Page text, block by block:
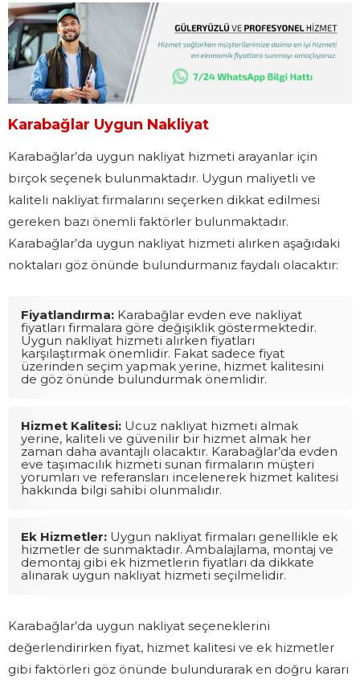
Karabağlar Uygun Nakliyat
Karabağlar’da uygun nakliyat hizmeti arayanlar için
birçok seçenek bulunmaktadır. Uygun maliyetli ve
kaliteli nakliyat firmalarını seçerken dikkat edilmesi
gereken bazı önemli faktörler bulunmaktadır.
Karabağlar’da uygun nakliyat hizmeti alırken aşağıdaki
noktaları göz önünde bulundurmanız faydalı olacaktır:
Fiyatlandırma: Karabağlar evden eve nakliyat
fiyatları firmalara göre değişiklik göstermektedir.
Uygun nakliyat hizmeti alırken fiyatları
karşılaştırmak önemlidir. Fakat sadece fiyat
üzerinden seçim yapmak yerine, hizmet kalitesini
de göz önünde bulundurmak önemlidir.
Hizmet Kalitesi: Ucuz nakliyat hizmeti almak
yerine, kaliteli ve güvenilir bir hizmet almak her
zaman daha avantajlı olacaktır. Karabağlar’da evden
eve taşımacılık hizmeti sunan firmaların müşteri
yorumları ve referansları incelenerek hizmet kalitesi
hakkında bilgi sahibi olunmalıdır.
Ek Hizmetler: Uygun nakliyat firmaları genellikle ek
hizmetler de sunmaktadır. Ambalajlama, montaj ve
demontaj gibi ek hizmetlerin fiyatları da dikkate
alınarak uygun nakliyat hizmeti seçilmelidir.
Karabağlar’da uygun nakliyat seçeneklerini
değerlendirirken fiyat, hizmet kalitesi ve ek hizmetler
gibi faktörleri göz önünde bulundurarak en doğru kararı